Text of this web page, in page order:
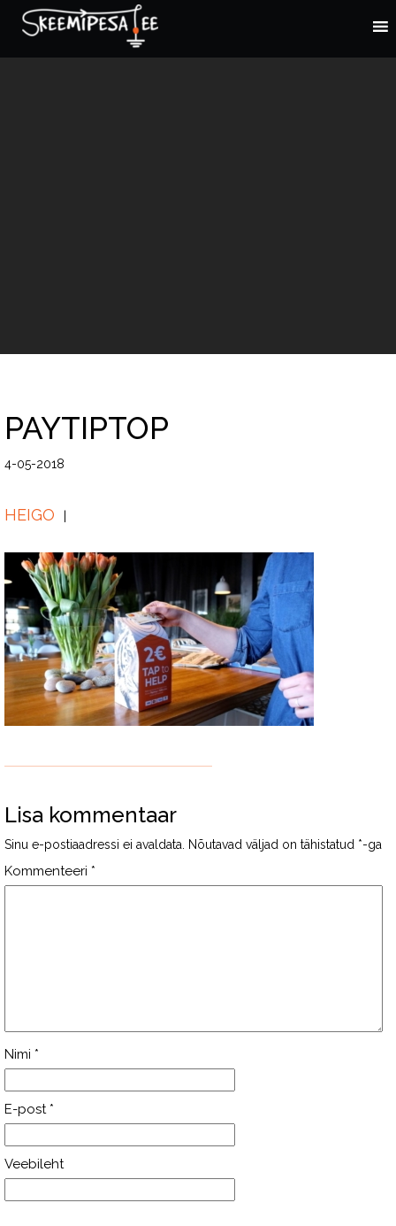
PAYTIPTOP
4-05-2018
HEIGO
Lisa kommentaar
Sinu e-postiaadressi ei avaldata. Nõutavad väljad on tähistatud *-ga
Kommenteeri *
Nimi *
E-post *
Veebileht